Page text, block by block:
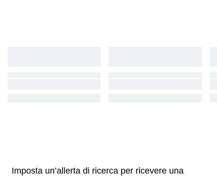
Imposta un’allerta di ricerca per ricevere una